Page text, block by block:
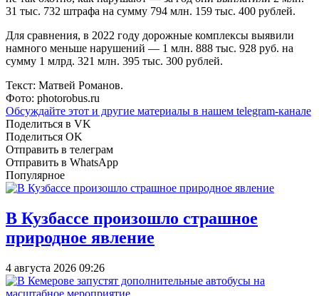
31 тыс. 732 штрафа на сумму 794 млн. 159 тыс. 400 рублей.
Для сравнения, в 2022 году дорожные комплексы выявили
намного меньше нарушений — 1 млн. 888 тыс. 928 руб. на
сумму 1 млрд. 321 млн. 395 тыс. 300 рублей.
Текст: Матвей Романов.
Фото: photorobus.ru
Обсуждайте этот и другие материалы в нашем telegram-канале
Поделиться в VK
Поделиться OK
Отправить в телеграм
Отправить в WhatsApp
Популярное
В Кузбассе произошло страшное
природное явление
4 августа 2026 09:26